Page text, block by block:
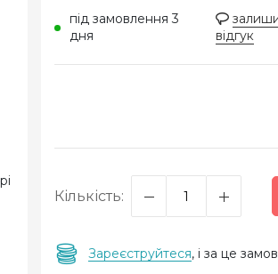
під замовлення 3
дня
відгук
Кількість:
Зареєструйтеся, і за це